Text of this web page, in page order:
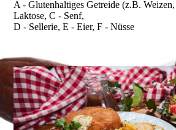
A - Glutenhaltiges Getreide (z.B.
Laktose, C - Senf,
D - Sellerie, E - Eier, F - Nüsse